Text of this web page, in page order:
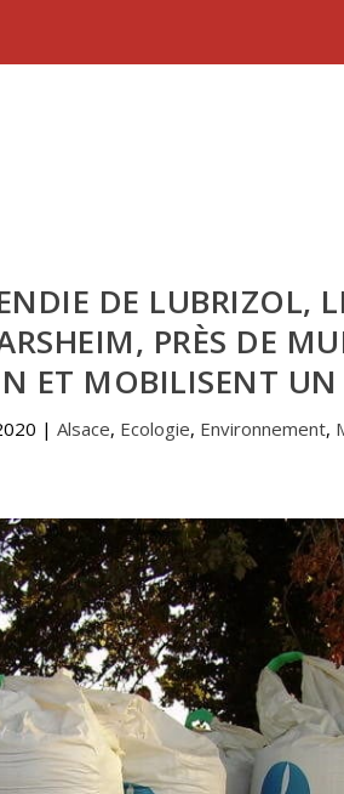
DE LUBRIZOL,
PRÈS DE
ET MOBILISENT
| Alsace, Ecologie, Environnement,